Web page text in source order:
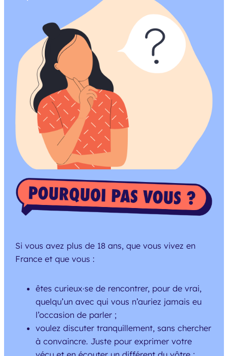
Si vous avez plus de 18 ans, que vous vivez en
France et que vous :
êtes curieux·se de rencontrer, pour de vrai,
quelqu’un avec qui vous n’auriez jamais eu
l’occasion de parler ;
voulez discuter tranquillement, sans chercher
à convaincre. Juste pour exprimer votre